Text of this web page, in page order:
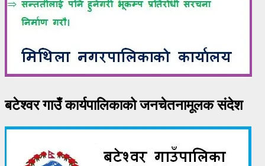
बटेश्वर गाउँ कार्यपालिकाको जनचेतनामूलक संदेश